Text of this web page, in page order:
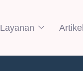
Layanan